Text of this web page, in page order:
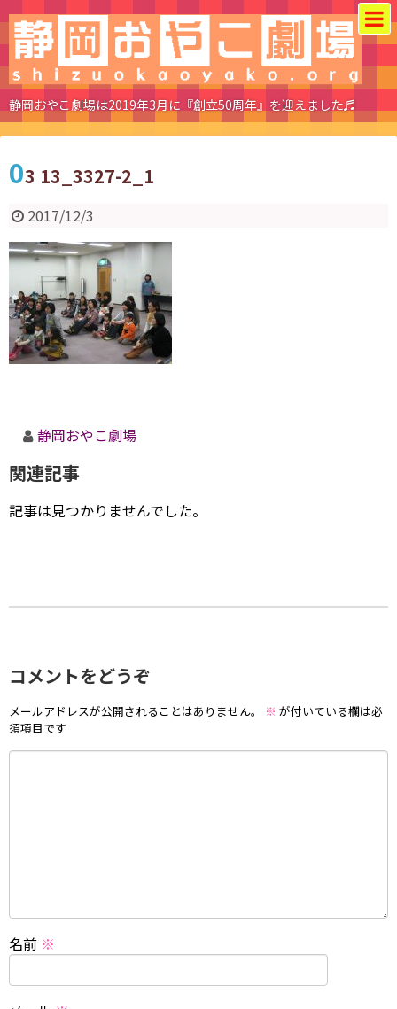
静岡おやこ劇場は2019年3月に『創立50周年』を迎えました♬
03 13_3327-2_1
2017/12/3
静岡おやこ劇場
関連記事
記事は見つかりませんでした。
コメントをどうぞ
メールアドレスが公開されることはありません。 ※ が付いている欄は必
須項目です
名前 ※